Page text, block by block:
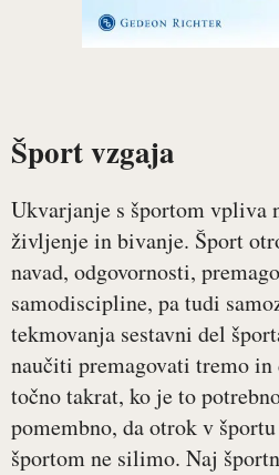
Šport vzgaja
Ukvarjanje s športom vpliva
življenje in bivanje. Šport
navad, odgovornosti,
samodiscipline, pa tudi
tekmovanja sestavni del
naučiti premagovati tremo in
točno takrat, ko je to
pomembno, da otrok v
športom ne silimo. Naj